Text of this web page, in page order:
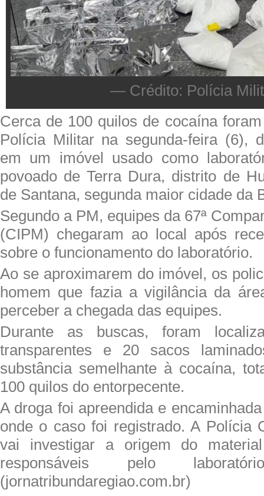
— Crédito: Polícia
Cerca de 100 quilos de cocaína
Polícia Militar na segunda-feira (6),
em um imóvel usado como
povoado de Terra Dura, distrito de
de Santana, segunda maior cidade da
Segundo a PM, equipes da 67ª
(CIPM) chegaram ao local após
sobre o funcionamento do laboratório.
Ao se aproximarem do imóvel, os
homem que fazia a vigilância da
perceber a chegada das equipes.
Durante as buscas, foram
transparentes e 20 sacos
substância semelhante à cocaína,
100 quilos do entorpecente.
A droga foi apreendida e
onde o caso foi registrado. A Polícia
vai investigar a origem do
responsáveis pelo
(jornatribundaregiao.com.br)